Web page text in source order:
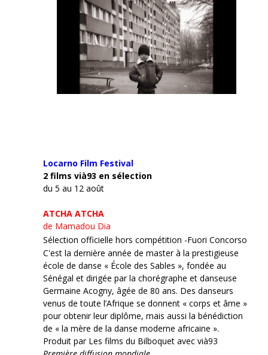
Locarno Film Festival
2 films vià93 en sélection
du 5 au 12 août
ATCHA ATCHA
de Mamadou Dia
Sélection officielle hors compétition -Fuori Concorso
C'est la dernière année de master à la prestigieuse
école de danse « École des Sables », fondée au
Sénégal et dirigée par la chorégraphe et danseuse
Germaine Acogny, âgée de 80 ans. Des danseurs
venus de toute l’Afrique se donnent « corps et âme »
pour obtenir leur diplôme, mais aussi la bénédiction
de « la mère de la danse moderne africaine ».
Produit par Les films du Bilboquet avec vià93